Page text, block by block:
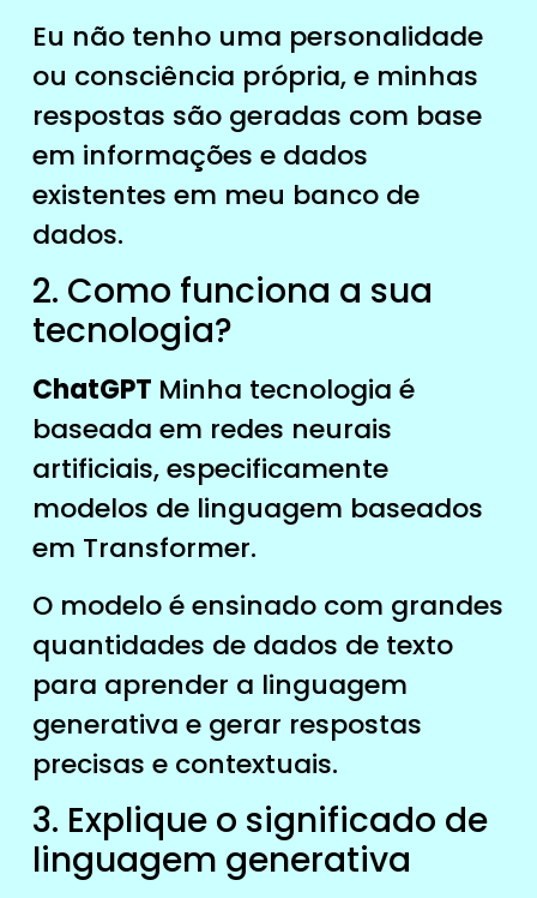
Eu não tenho uma personalidade
ou consciência própria, e minhas
respostas são geradas com base
em informações e dados
existentes em meu banco de
dados.
2. Como funciona a sua
tecnologia?
ChatGPT Minha tecnologia é
baseada em redes neurais
artificiais, especificamente
modelos de linguagem baseados
em Transformer.
O modelo é ensinado com grandes
quantidades de dados de texto
para aprender a linguagem
generativa e gerar respostas
precisas e contextuais.
3. Explique o significado de
linguagem generativa